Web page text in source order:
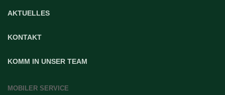
AKTUELLES
KONTAKT
KOMM IN UNSER TEAM
MOBILER SERVICE